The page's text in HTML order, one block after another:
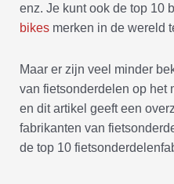
enz. Je kunt ook de top 10
bikes merken in de wereld
Maar er zijn veel minder
van fietsonderdelen op het
en dit artikel geeft een
fabrikanten van
de top 10